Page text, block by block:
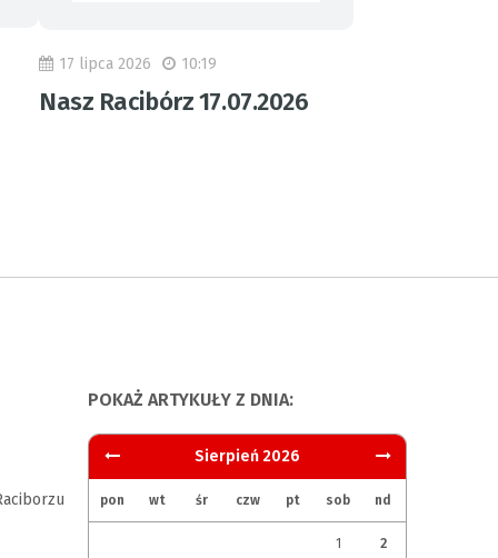
17 lipca 2026 10:19
Nasz Racibórz 17.07.2026
POKAŻ ARTYKUŁY Z DNIA:
Sierpień 2026
pon wt śr czw pt sob nd
1 2